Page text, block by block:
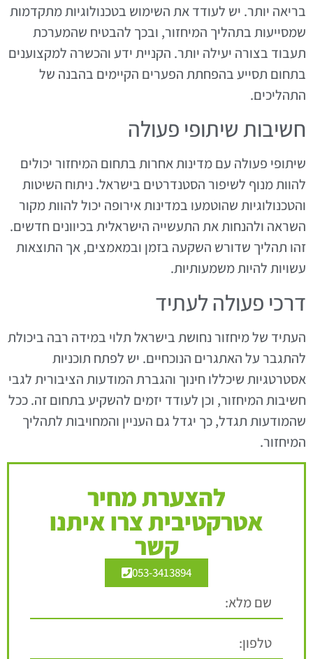
בריאה יותר. יש לעודד את השימוש בטכנולוגיות מתקדמות
שמסייעות בתהליך המיחזור, ובכך להבטיח שהמערכת
תעבוד בצורה יעילה יותר. הקניית ידע והכשרה למקצוענים
בתחום תסייע בהפחתת הפערים הקיימים בהבנה של
התהליכים.
חשיבות שיתופי פעולה
שיתופי פעולה עם מדינות אחרות בתחום המיחזור יכולים
להוות מנוף לשיפור הסטנדרטים בישראל. ניתוח השיטות
והטכנולוגיות שהוטמעו במדינות אירופה יכול להוות מקור
השראה ולהנחות את התעשייה הישראלית בכיוונים חדשים.
זהו תהליך שדורש השקעה בזמן ובמאמצים, אך התוצאות
עשויות להיות משמעותיות.
דרכי פעולה לעתיד
העתיד של מיחזור נחושת בישראל תלוי במידה רבה ביכולת
להתגבר על האתגרים הנוכחיים. יש לפתח תוכניות
אסטרטגיות שיכללו חינוך והגברת המודעות הציבורית לגבי
חשיבות המיחזור, וכן לעודד יזמים להשקיע בתחום זה. ככל
שהמודעות תגדל, כך יגדל גם העניין והמחויבות לתהליך
המיחזור.
להצערת מחיר
אטרקטיבית צרו איתנו
קשר
053-3413894